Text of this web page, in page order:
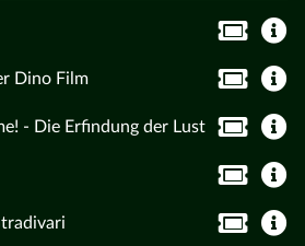
Dino Film
- Die Erfindung der Lust